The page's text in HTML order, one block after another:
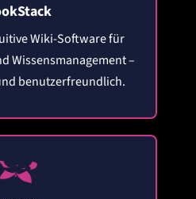
Wiki-Software für
Wissensmanagement –
benutzerfreundlich.